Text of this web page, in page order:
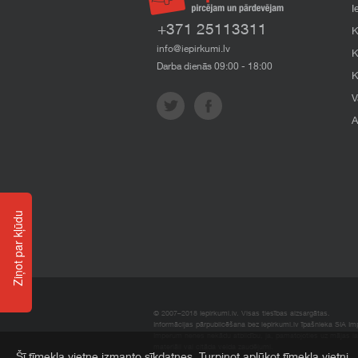
+371 25113311
info@iepirkumi.lv
Darba dienās 09:00 - 18:00
© 2007–2018 Iepirkumi.lv. Visas tiesības aizsargātas.
Informācijas pārpublicēšana bez iepirkumi.lv īpašnieka SIA
Ziņot par kļūdu